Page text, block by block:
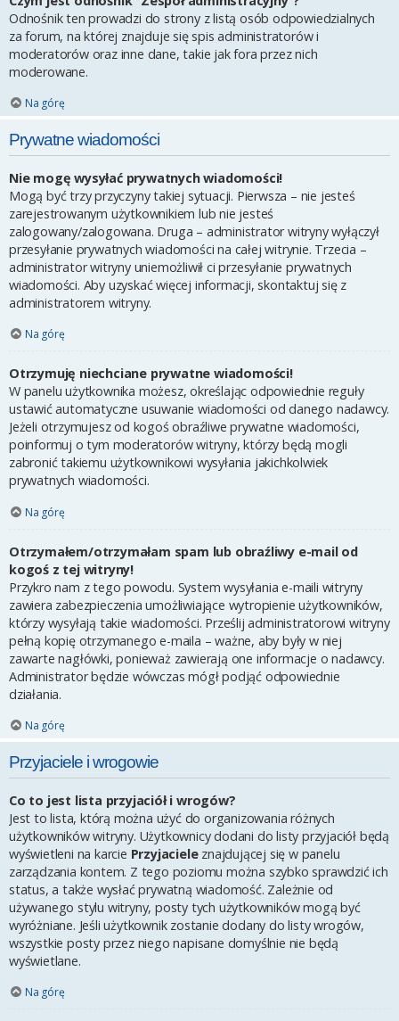
Odnośnik ten prowadzi do strony z listą osób odpowiedzialnych
za forum, na której znajduje się spis administratorów i
moderatorów oraz inne dane, takie jak fora przez nich
moderowane.
Na górę
Prywatne wiadomości
Nie mogę wysyłać prywatnych wiadomości!
Mogą być trzy przyczyny takiej sytuacji. Pierwsza – nie jesteś
zarejestrowanym użytkownikiem lub nie jesteś
zalogowany/zalogowana. Druga – administrator witryny wyłączył
przesyłanie prywatnych wiadomości na całej witrynie. Trzecia –
administrator witryny uniemożliwił ci przesyłanie prywatnych
wiadomości. Aby uzyskać więcej informacji, skontaktuj się z
administratorem witryny.
Na górę
Otrzymuję niechciane prywatne wiadomości!
W panelu użytkownika możesz, określając odpowiednie reguły
ustawić automatyczne usuwanie wiadomości od danego nadawcy.
Jeżeli otrzymujesz od kogoś obraźliwe prywatne wiadomości,
poinformuj o tym moderatorów witryny, którzy będą mogli
zabronić takiemu użytkownikowi wysyłania jakichkolwiek
prywatnych wiadomości.
Na górę
Otrzymałem/otrzymałam spam lub obraźliwy e-mail od
kogoś z tej witryny!
Przykro nam z tego powodu. System wysyłania e-maili witryny
zawiera zabezpieczenia umożliwiające wytropienie użytkowników,
którzy wysyłają takie wiadomości. Prześlij administratorowi witryny
pełną kopię otrzymanego e-maila – ważne, aby były w niej
zawarte nagłówki, ponieważ zawierają one informacje o nadawcy.
Administrator będzie wówczas mógł podjąć odpowiednie
działania.
Na górę
Przyjaciele i wrogowie
Co to jest lista przyjaciół i wrogów?
Jest to lista, którą można użyć do organizowania różnych
użytkowników witryny. Użytkownicy dodani do listy przyjaciół będą
wyświetleni na karcie Przyjacieleznajdującej się w panelu
zarządzania kontem. Z tego poziomu można szybko sprawdzić ich
status, a także wysłać prywatną wiadomość. Zależnie od
używanego stylu witryny, posty tych użytkowników mogą być
wyróżniane. Jeśli użytkownik zostanie dodany do listy wrogów,
wszystkie posty przez niego napisane domyślnie nie będą
wyświetlane.
Na górę